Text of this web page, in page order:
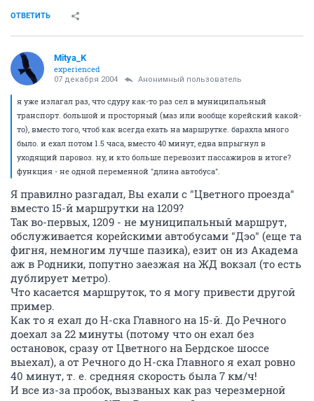
ОТВЕТИТЬ
Mitya_K
experienced
07 декабря 2004 Анонимный пользователь
я уже излагал раз, что сдуру как-то раз сел в муниципальный
транспорт. большой и просторный (маз или вообще корейский какой-
то), вместо того, чтоб как всегда ехать на маршрутке. барахла много
было. и ехал потом 1.5 часа, вместо 40 минут, едва впрыгнул в
уходящий паровоз. ну, и кто больше перевозит пассажиров в итоге?
функция - не одной переменной "длина автобуса".
Я правилно разгадал, Вы ехали с "Цветного проезда"
вместо 15-й маршрутки на 1209?
Так во-первых, 1209 - не муниципальный маршрут,
обслуживается корейскими автобусами "Дэо" (еще та
фигня, немногим лучше пазика), езит он из Академа
аж в Родники, попутно заезжая на ЖД вокзал (то есть
дублирует метро).
Что касается маршруток, то я могу привести другой
пример.
Как то я ехал до Н-ска Главного на 15-й. До Речного
доехал за 22 минуты (потому что он ехал без
остановок, сразу от Цветного на Бердское шоссе
выехал), а от Речного до Н-ска Главного я ехал ровно
40 минут, т. е. средняя скорость была 7 км/ч!
И все из-за пробок, вызваных как раз черезмерной